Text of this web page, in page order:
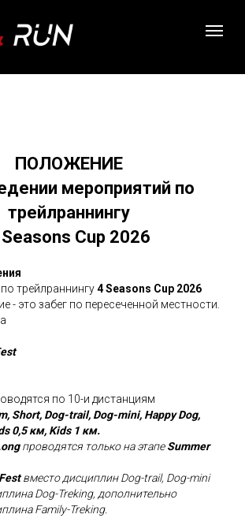
ПОЛОЖЕНИЕ
мероприятий по
трейлраннингу
Cup 2026
трейлраннингу4 Seasons Cup 2026
- это забег по пересеченной местности.
по 10-и дистанциям
Short, Dog-trail, Dog-mini, Happy Dog,
0,5 км, Kids 1 км.
проводятся только на этапеSummer
вместо дисциплин Dog-trail, Dog-mini
Dog-Treking, дополнительно
Family-Treking.